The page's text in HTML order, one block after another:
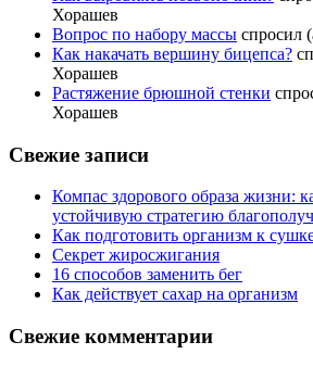
Хорашев
Вопрос по набору массы спросил
Как накачать вершину бицепса?
Хорашев
Растяжение брюшной стенки
Хорашев
Свежие записи
Компас здорового образа жизни:
устойчивую стратегию
Как подготовить организм к
Секрет жиросжигания
16 способов заменить бег
Как действует сахар на организм
Свежие комментарии